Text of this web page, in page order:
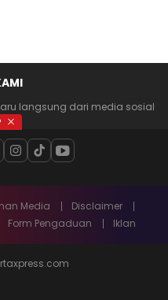
langsung dari media sosial
Media
Disclaimer
Form Pengaduan Iklan